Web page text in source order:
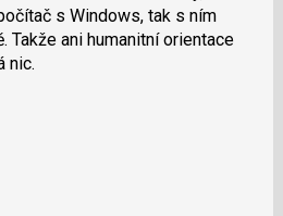
s Windows, tak s ním
Takže ani humanitní orientace
nic.